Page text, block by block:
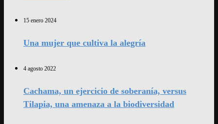
15 enero 2024
Una mujer que cultiva la alegría
4 agosto 2022
Cachama, un ejercicio de soberanía, versus
Tilapia, una amenaza a la biodiversidad